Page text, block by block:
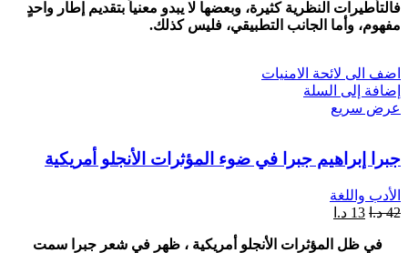
فالتأطيرات النظرية كثيرة، وبعضها لا يبدو معنياً بتقديم إطار واحدٍ
مفهوم، وأما الجانب التطبيقي، فليس كذلك.
اضف الى لائحة الامنيات
إضافة إلى السلة
عرض سريع
جبرا إبراهيم جبرا في ضوء المؤثرات الأنجلو أمريكية
الأدب واللغة
42 د.ا 13 د.ا
في ظل المؤثرات الأنجلو أمريكية ، ظهر في شعر جبرا سمت